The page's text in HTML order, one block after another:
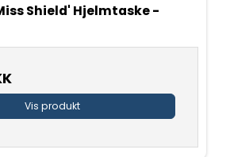
Shield' Hjelmtaske -
Vis produkt